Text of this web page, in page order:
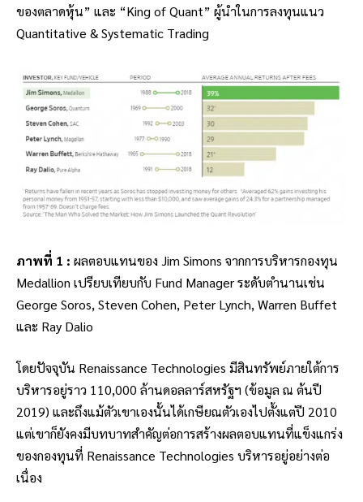
ของตลาดหุ้น” และ “King of Quant” ผู้นำในการลงทุนแนว
Quantitative & Systematic Trading
ภาพที่ 1 : ผลตอบแทนของ Jim Simons จากการบริหารกองทุน
Medallion เปรียบเทียบกับ Fund Manager ระดับตำนานเช่น
George Soros, Steven Cohen, Peter Lynch, Warren Buffet
และ Ray Dalio
โดยปัจจุบัน Renaissance Technologies มีสินทรัพย์ภายใต้การ
บริหารอยู่ราว 110,000 ล้านดอลลาร์สหรัฐฯ (ข้อมูล ณ ต้นปี
2019) และถึงแม้ตัวเขาเองนั้นได้เกษียณตัวเองไปตั้งแต่ปี 2010
แต่เขาก็ยังคงมีบทบาทสำคัญต่อการสร้างผลตอบแทนที่แข็งแกร่ง
ของกองทุนที่ Renaissance Technologies บริหารอยู่อย่างต่อ
เนื่อง